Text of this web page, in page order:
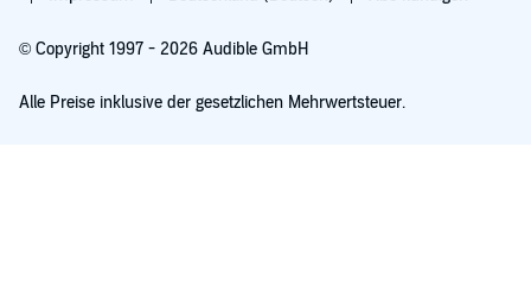
© Copyright 1997 - 2026 Audible GmbH
Alle Preise inklusive der gesetzlichen Mehrwertsteuer.